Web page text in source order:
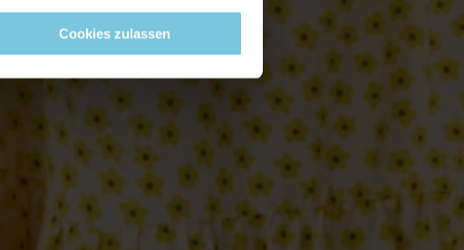
Cookies zulassen